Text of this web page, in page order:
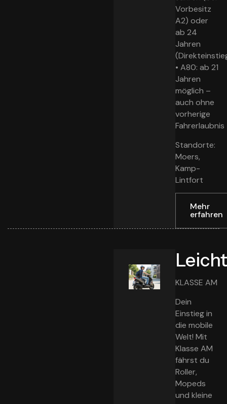
Vorbesitz
A2) oder
ab 24
Jahren
•A80: ab 21
Jahren
möglich –
auch ohne
vorherige
Fahrerlaubnis
Standorte:
Moers,
Kamp-
Lintfort
Mehr
erfahren
KLASSE AM
Dein
Einstieg in
die mobile
Welt! Mit
Klasse AM
fährst du
Roller,
Mopeds
und kleine